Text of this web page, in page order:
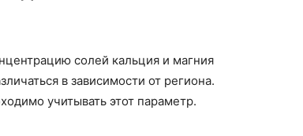
солей кальция и магния
в зависимости от региона.
учитывать этот параметр.